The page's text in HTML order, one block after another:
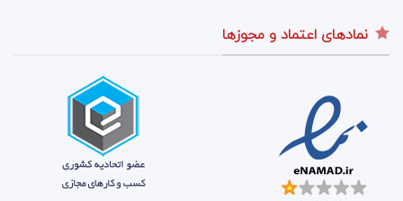
نمادهای اعتماد و مجوزها